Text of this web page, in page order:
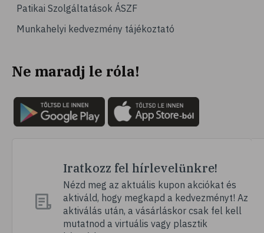
# szív- és érrendszer
# vérnyomás
# mozgás
# pszichológia
# hátfájás
# vérnyomáscsökkentés
# megfázás
# influenza
Patikai Szolgáltatások ÁSZF
Munkahelyi kedvezmény tájékoztató
Ne maradj le róla!
Iratkozz fel hírlevelünkre!
Nézd meg az aktuális kupon akciókat és
aktiváld, hogy megkapd a kedvezményt! Az
aktiválás után, a vásárláskor csak fel kell
mutatnod a virtuális vagy plasztik